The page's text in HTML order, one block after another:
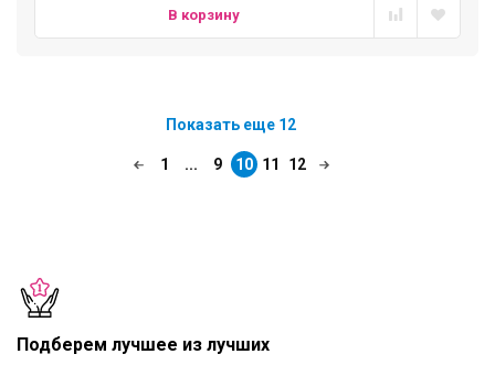
В корзину
Показать еще 12
1 ... 9 10 11 12
Подберем лучшее из лучших